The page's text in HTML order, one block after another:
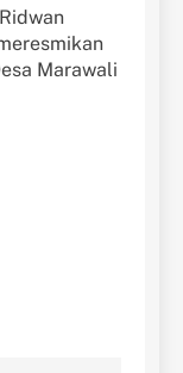
Marawali